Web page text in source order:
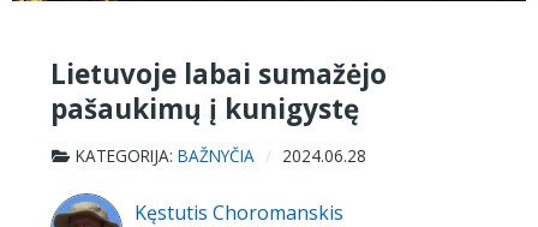
Lietuvoje labai sumažėjo
pašaukimų į kunigystę
KATEGORIJA: BAŽNYČIA 2024.06.28
Kęstutis Choromanskis